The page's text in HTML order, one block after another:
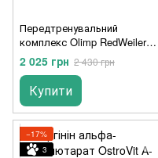
Передтренувальний
комплекс Olimp RedWeiler
(480 г) редвейлер orange juice
2 025 грн 2 430 грн
Купити
−17%
3